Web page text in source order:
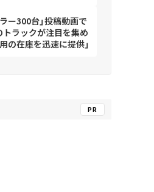
ー300台」投稿動画で
トラックが注目を集め
の在庫を迅速に提供」
PR